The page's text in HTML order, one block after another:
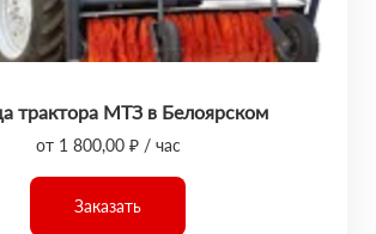
трактора МТЗ в Белоярском
от 1 800,00 ₽ / час
Заказать